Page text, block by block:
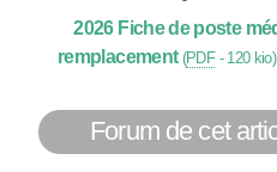
2026 Fiche de poste
remplacement (PDF- 120 kio)
Forum de cet